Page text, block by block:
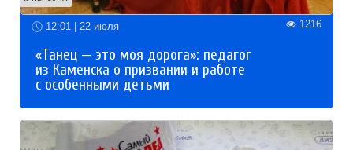
12:01 | 22 июля 1216
«Танец — это моя дорога»: педагог
из Каменска о призвании и работе
с особенными детьми